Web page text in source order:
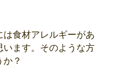
は食材アレルギーがあ
います。そのような方
？